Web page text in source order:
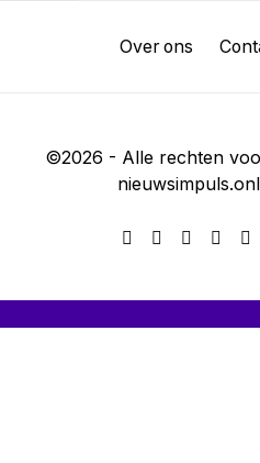
Over ons
©2026 - Alle rechten